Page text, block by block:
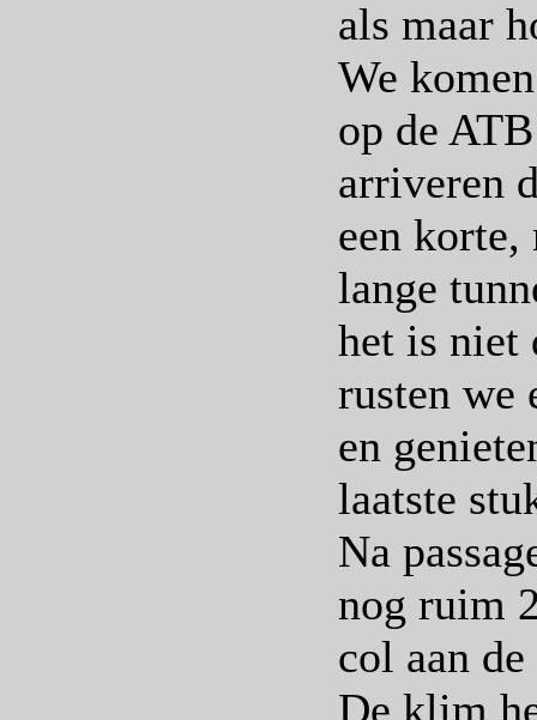
als maar
We
op de
arriveren
een korte,
lange
het is niet
rusten we
en
laatste
Na
nog ruim
col aan
De klim